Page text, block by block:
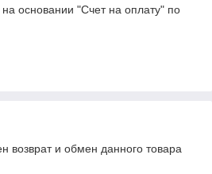
основании "Счет на оплату" по
возврат и обмен данного товара